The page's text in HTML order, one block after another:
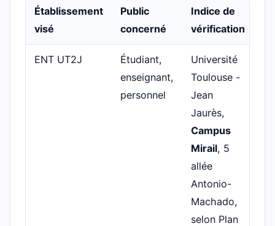
Établissement
visé
Public
concerné
Indice de
vérification
ENT UT2J
Étudiant,
enseignant,
personnel
Université
Toulouse -
Jean
Jaurès,
Campus
Mirail, 5
allée
Antonio-
Machado,
selon Plan